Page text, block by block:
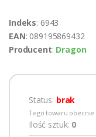
Indeks: 6943
EAN: 089195869432
Producent: Dragon
Status: brak
Tego towaru
Ilość sztuk: 0